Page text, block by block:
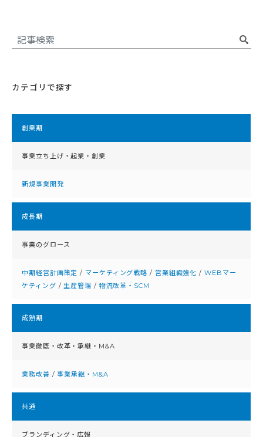
カテゴリで探す
創業期
事業立ち上げ・起業・創業
新規事業開発
成⻑期
事業のグロース
中期経営計画策定 / マーケティング戦略 / 営業組織強化 / WEBマー
ケティング /生産管理 / 物流改革・SCM
成熟期
事業徹底・改⾰・承継・M&A
業務改善 /事業承継・M&A
共通
ブランディング・広報